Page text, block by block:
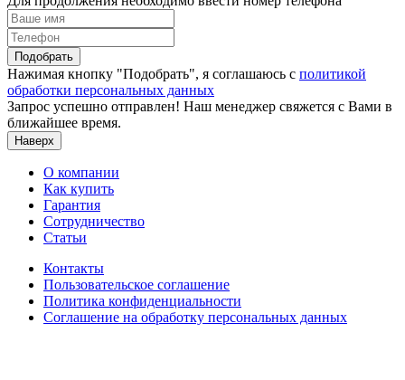
Подобрать
Нажимая кнопку "Подобрать", я соглашаюсь с политикой
обработки персональных данных
Запрос успешно отправлен! Наш менеджер свяжется с Вами в
ближайшее время.
Наверх
О компании
Как купить
Гарантия
Сотрудничество
Статьи
Контакты
Пользовательское соглашение
Политика конфиденциальности
Соглашение на обработку персональных данных